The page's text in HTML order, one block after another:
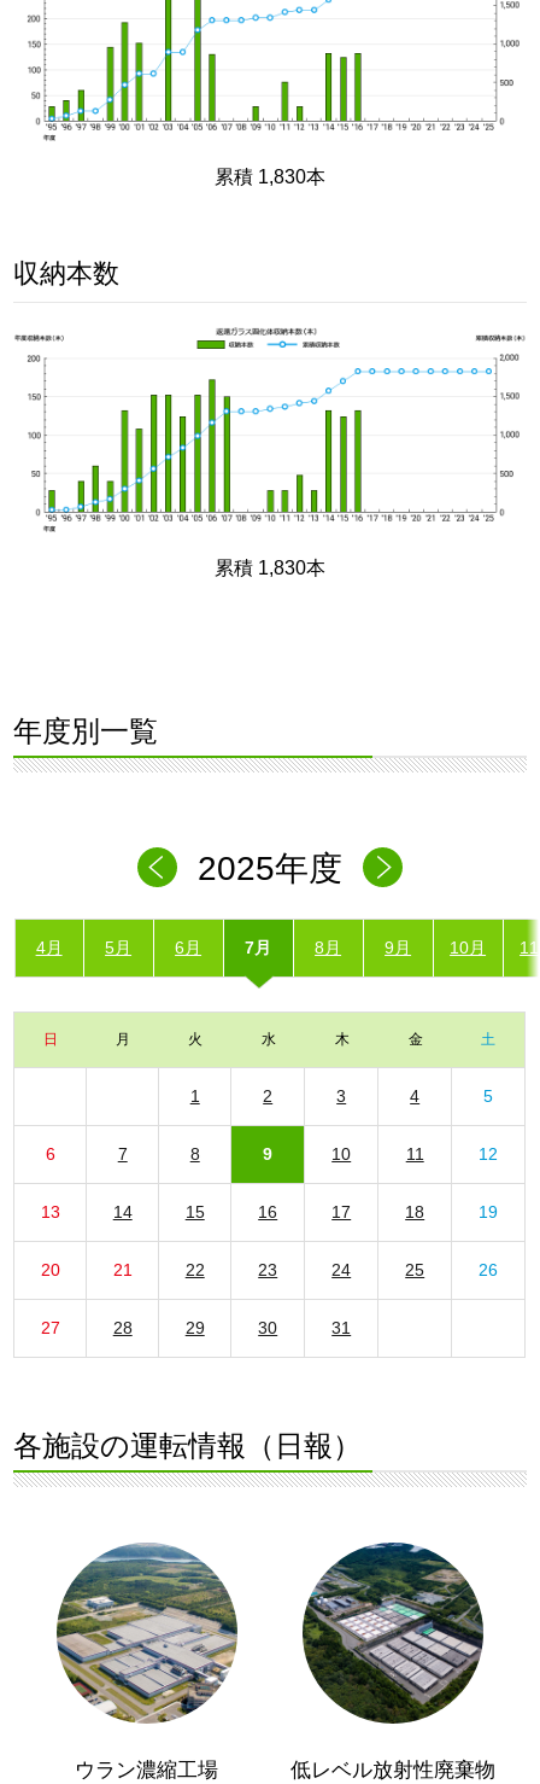
累積 1,830本
収納本数
累積 1,830本
年度別一覧
2025年度
4月 5月 6月 7月 8月 9月 10月
日 月 火 水 木 金 土
1 2 3 4 5
6 7 8 9 10 11 12
13 14 15 16 17 18 19
20 21 22 23 24 25 26
27 28 29 30 31
各施設の運転情報（日報）
ウラン濃縮工場
低レベル放射性廃棄物